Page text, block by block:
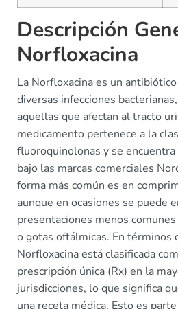
Descripción
Norfloxacina
La Norfloxacina es un
diversas infecciones
aquellas que afectan al tracto
medicamento pertenece a la
fluoroquinolonas y se
bajo las marcas comerciales
forma más común es en
aunque en ocasiones se puede
presentaciones menos
o gotas oftálmicas. En términos
Norfloxacina está clasificada
prescripción única (Rx) en la
jurisdicciones, lo que significa
una receta médica. Esto es